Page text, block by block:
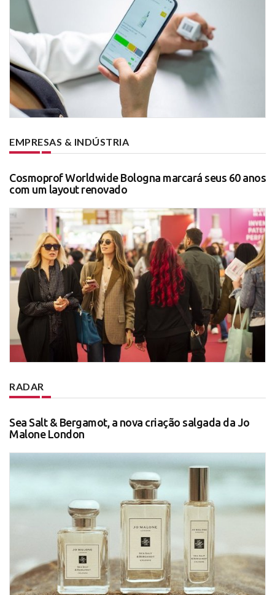
EMPRESAS & INDÚSTRIA
Cosmoprof Worldwide Bologna marcará seus 60 anos
com um layout renovado
RADAR
Sea Salt & Bergamot, a nova criação salgada da Jo
Malone London